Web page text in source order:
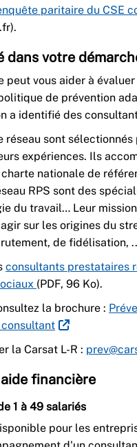
paritaire du CSE
dans votre
peut vous aider à
de prévention
a identifié des
réseau sont
expériences. Ils
nationale de
RPS sont des
du travail… Leur
sur les origines du
de fidélisation,
consultants prestataires
(PDF, 96 Ko).
la brochure :
la Carsat L-R :
financière
1 à 49 salariés
pour les